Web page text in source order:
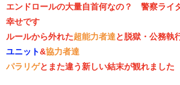
エンドロールの大量自首何なの？ 警察ライ
幸せです
ルールから外れた超能力者達と脱獄・公務執
ユニット&協力者達
パラリゲとまた違う新しい結末が観れました